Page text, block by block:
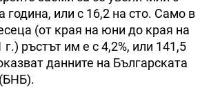
година, или с 16,2 на сто. Само в
(от края на юни до края на
ръстът им е с 4,2%, или 141,5
данните на Българската